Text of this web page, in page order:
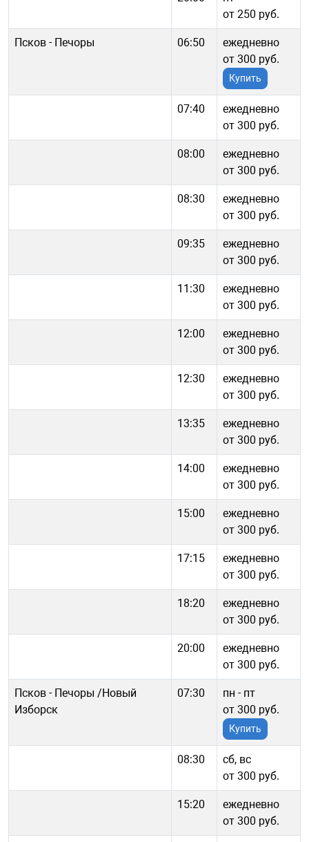
от 250 руб.
Псков - Печоры 06:50
ежедневно
от 300 руб.
Купить
07:40
ежедневно
от 300 руб.
08:00
ежедневно
от 300 руб.
08:30
ежедневно
от 300 руб.
09:35
ежедневно
от 300 руб.
11:30
ежедневно
от 300 руб.
12:00
ежедневно
от 300 руб.
12:30
ежедневно
от 300 руб.
13:35
ежедневно
от 300 руб.
14:00
ежедневно
от 300 руб.
15:00
ежедневно
от 300 руб.
17:15
ежедневно
от 300 руб.
18:20
ежедневно
от 300 руб.
20:00
ежедневно
от 300 руб.
Псков - Печоры /Новый
Изборск
07:30
пн - пт
от 300 руб.
Купить
08:30
сб, вс
от 300 руб.
15:20
ежедневно
от 300 руб.